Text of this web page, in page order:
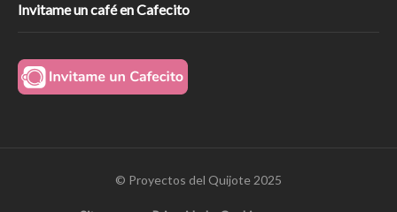
Invitame un café en Cafecito
© Proyectos del Quijote 2025